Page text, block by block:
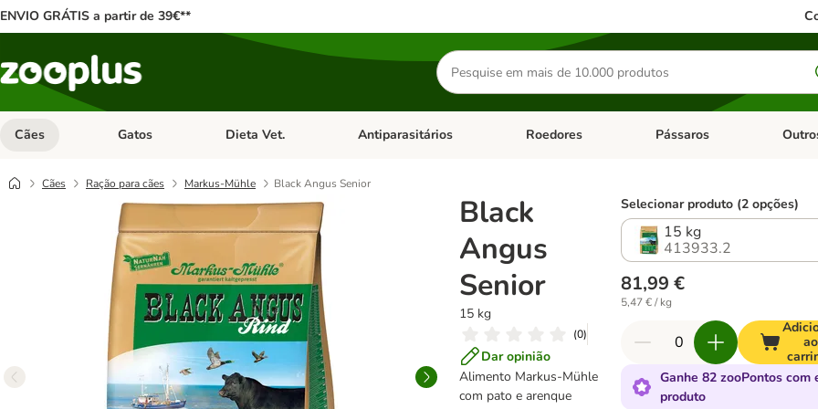
ENVIO GRÁTIS a partir de 39€**
Pesquisar
produtos
Cães Abrir menu de categoria: Cães
Gatos Abrir menu de categoria: Gatos
Dieta Vet. Abrir menu de categoria: Dieta Vet.
Antiparasitários Abrir menu de categoria: Antiparasitários
Roedores Abrir menu de categoria:
Pássaros Abrir
Cães Ração para cães Markus-Mühle Black Angus Senior
Black
Angus
Senior
15 kg
(0)
Dar opinião
Alimento Markus-Mühle
com pato e arenque
Selecionar produto (2 opções)
15 kg
413933.2
81,99 €
5,47 € / kg
ao
Ganhe 82 zooPontos com
produto